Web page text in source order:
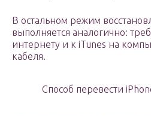
В остальном режим
выполняется аналогично:
интернету и к iTunes на
кабеля.
Способ перевести